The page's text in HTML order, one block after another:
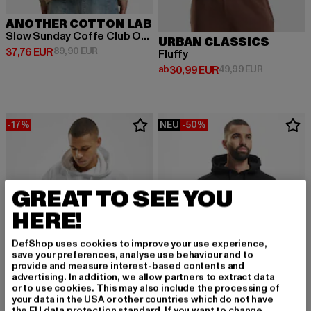
ANOTHER COTTON LAB
Slow Sunday Coffe Club Oversize
37,76 EUR
Derzeitiger Preis: 37,76 EUR
89,90 EURAktionspreis: 89,90 EUR
URBAN CLASSICS
Fluffy
ab30,99 EUR
Derzeitiger Preis: ab 30,99 EUR
49,99 EUR
-17% NEU -50%
GREAT TO SEE YOU
HERE!
DefShop uses cookies to improve your use experience,
save your preferences, analyse use behaviour and to
provide and measure interest-based contents and
advertising. In addition, we allow partners to extract data
or to use cookies. This may also include the processing of
your data in the USA or other countries which do not have